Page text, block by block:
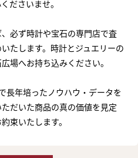
ださいませ。
必ず時計や宝石の専門店で査
たします。時計とジュエリーの
場へお持ち込みください。
長年培ったノウハウ・データを
だいた商品の真の価値を見定
束いたします。